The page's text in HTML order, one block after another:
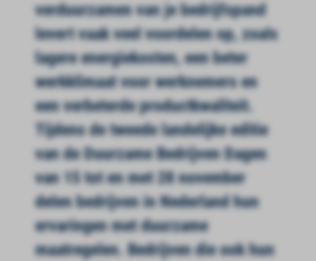
verduurzamen van je bedrijfspand
levert vaak veel voordelen op, zoals
lagere energiekosten, een beter
werkklimaat voor werknemers en
een verbeterde productkwaliteit.
Tijdens de tweede landelijke editie
van de Duurzame Bedrijven Dagen
van 15 tot en met 28 november
delen bedrijven in Nederland hun
ervaringen met duurzame
maatregelen. Bedrijven die ook hun